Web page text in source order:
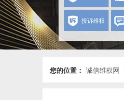
投诉维权
您的位置： 诚信维权网